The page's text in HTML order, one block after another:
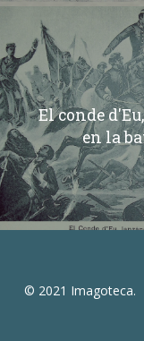
El conde
en la
© 2021 Imagoteca.